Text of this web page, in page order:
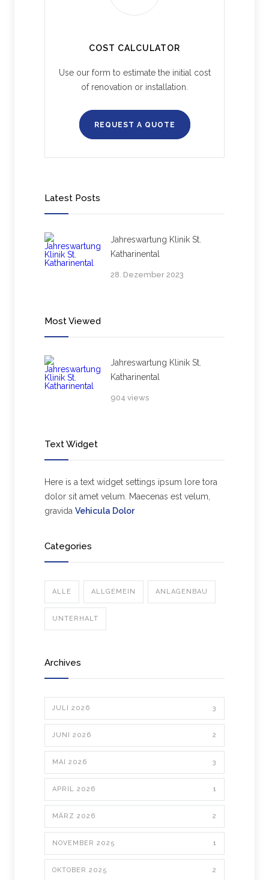
COST CALCULATOR
Use our form to estimate the initial cost
of renovation or installation.
REQUEST A QUOTE
Latest Posts
Jahreswartung Klinik St.
Katharinental
28. Dezember 2023
Most Viewed
Jahreswartung Klinik St.
Katharinental
904 views
Text Widget
Here is a text widget settings ipsum lore tora
dolor sit amet velum. Maecenas est velum,
gravida Vehicula Dolor
Categories
ALLE ALLGEMEIN ANLAGENBAU
UNTERHALT
Archives
JULI 2026 3
JUNI 2026 2
MAI 2026 3
APRIL 2026 1
MÄRZ 2026 2
NOVEMBER 2025 1
OKTOBER 2025 2